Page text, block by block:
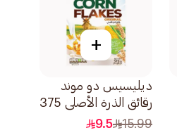
+
ديليسيس دو موند
رقائق الذرة الأصلي 375
جرام
15.99
9.5